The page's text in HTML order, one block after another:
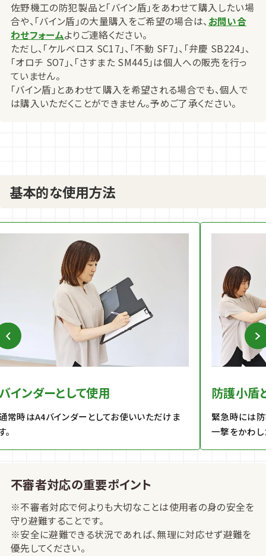
佐野機工の防犯製品と「バイン盾」をあわせて購入したい場
合や、「バイン盾」の大量購入をご希望の場合は、 お問い合
わせフォームよりご連絡ください。
ただし、「ケルベロス SC17」、「不動 SF7」、「弁慶 SB224」、
「オロチ SO7」、「さすまた SM445」は個人への販売を行っ
ていません。
「バイン盾」とあわせて購入を希望される場合でも、個人で
は購入いただくことができません。予めご了承ください。
基本的な使用方法
インダーとして使用
常時はA4バインダーとしてお使いいただけま
。
防護小盾
緊急時には防
一撃をかわし
不審者対応の重要ポイント
※不審者対応で何よりも大切なことは使用者の身の安全を
守り避難することです。
※安全に避難できる状況であれば、無理に対応せず避難を
優先してください。